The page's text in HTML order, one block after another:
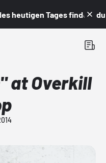
heutigen Tages findest du
at Overkill